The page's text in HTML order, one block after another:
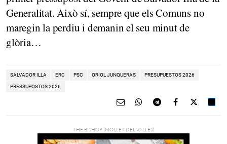
Generalitat. Això sí, sempre que els Comuns no
maregin la perdiu i demanin el seu minut de
glòria…
SALVADOR ILLA ERC PSC ORIOL JUNQUERAS PRESUPUESTOS 2026
PRESSUPOSTOS 2026